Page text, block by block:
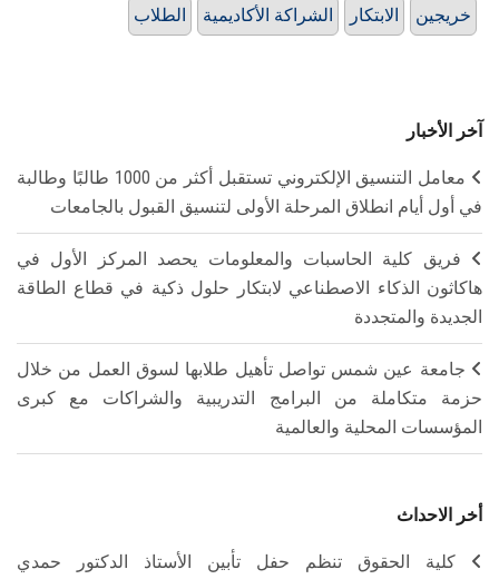
الطلاب الشراكة الأكاديمية الابتكار خريجين
آخر الأخبار
معامل التنسيق الإلكتروني تستقبل أكثر من 1000 طالبًا وطالبة
في أول أيام انطلاق المرحلة الأولى لتنسيق القبول بالجامعات
فريق كلية الحاسبات والمعلومات يحصد المركز الأول في
هاكاثون الذكاء الاصطناعي لابتكار حلول ذكية في قطاع الطاقة
الجديدة والمتجددة
جامعة عين شمس تواصل تأهيل طلابها لسوق العمل من خلال
حزمة متكاملة من البرامج التدريبية والشراكات مع كبرى
المؤسسات المحلية والعالمية
أخر الاحداث
كلية الحقوق تنظم حفل تأبين الأستاذ الدكتور حمدي